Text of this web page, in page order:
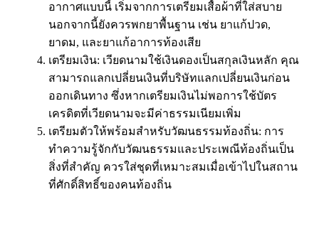
อากาศแบบนี้ เริ่มจากการเตรียมเสื้อผ้าที่ใส่สบาย
นอกจากนี้ยังควรพกยาพื้นฐาน เช่น ยาแก้ปวด,
ยาดม, และยาแก้อาการท้องเสีย
เตรียมเงิน: เวียดนามใช้เงินดองเป็นสกุลเงินหลัก คุณ
สามารถแลกเปลี่ยนเงินที่บริษัทแลกเปลี่ยนเงินก่อน
ออกเดินทาง ซึ่งหากเตรียมเงินไม่พอการใช้บัตร
เครดิตที่เวียดนามจะมีค่าธรรมเนียมเพิ่ม
เตรียมตัวให้พร้อมสำหรับวัฒนธรรมท้องถิ่น: การ
ทำความรู้จักกับวัฒนธรรมและประเพณีท้องถิ่นเป็น
สิ่งที่สำคัญ ควรใส่ชุดที่เหมาะสมเมื่อเข้าไปในสถาน
ที่ศักดิ์สิทธิ์ของคนท้องถิ่น